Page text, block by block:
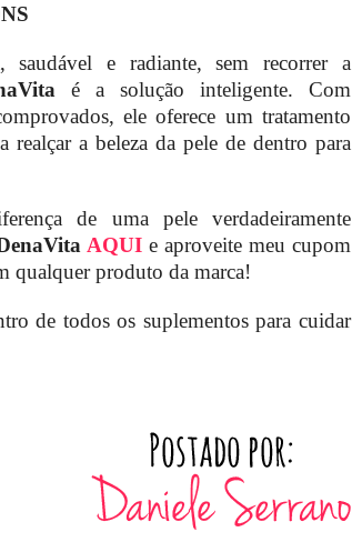
e radiante, sem recorrer a
é a solução inteligente. Com
ele oferece um tratamento
realçar a beleza da pele de dentro para
de uma pele verdadeiramente
AQUI e aproveite meu cupom
qualquer produto da marca!
de todos os suplementos para cuidar